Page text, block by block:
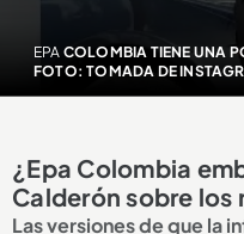
EPA COLOMBIA TIENE UNA
FOTO: TOMADA DE
¿Epa Colombia
Calderón sobre los
Las versiones de que la